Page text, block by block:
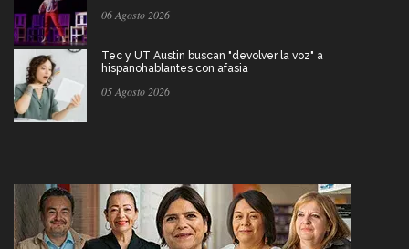
06 Agosto 2026
Tec y UT Austin buscan "devolver la voz" a
hispanohablantes con afasia
05 Agosto 2026